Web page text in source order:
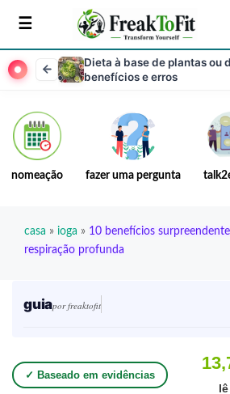
Dieta à base de plantas ou
benefícios e erros
nomeação fazer uma pergunta
casa » ioga » 10 benefícios
respiração profunda
guiapor freaktofit
✓ Baseado em evidências
lê